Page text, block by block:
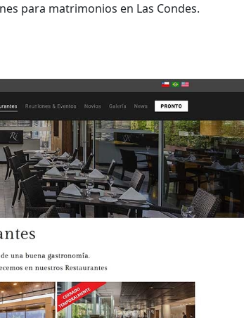
para matrimonios en Las Condes.